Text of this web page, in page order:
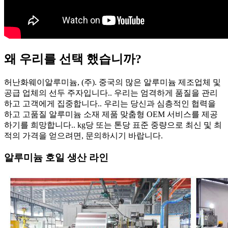
왜 우리를 선택 했습니까?
허난화웨이알루미늄, (주). 중국의 많은 알루미늄 제조업체 및
공급 업체의 선두 주자입니다.. 우리는 엄격하게 품질을 관리
하고 고객에게 집중합니다.. 우리는 당신과 심층적인 협력을
하고 고품질 알루미늄 소재 제품 맞춤형 OEM 서비스를 제공
하기를 희망합니다.. kg당 또는 톤당 표준 ​​중량으로 최신 및 최
적의 가격을 얻으려면, 문의하시기 바랍니다.
알루미늄 호일 생산 라인